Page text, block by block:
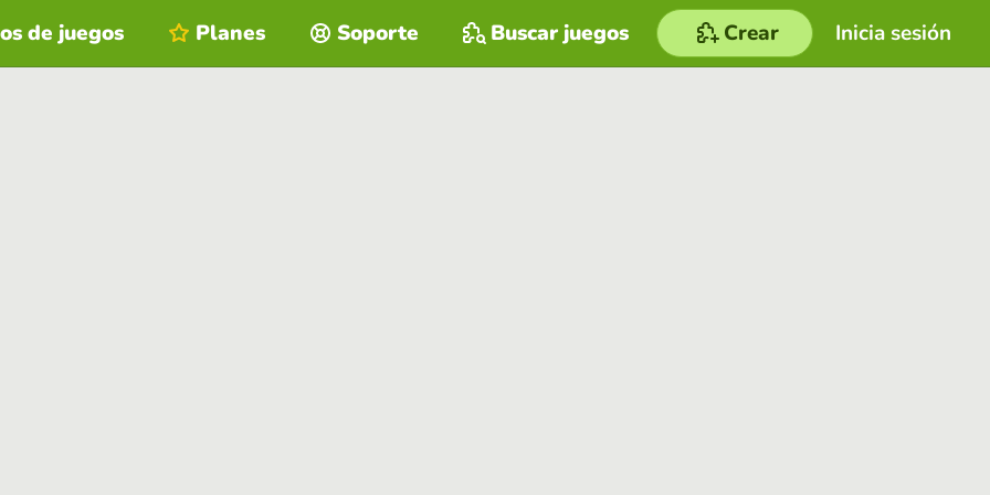
Inicia sesión
de juegos Planes Soporte Buscar juegos Crear